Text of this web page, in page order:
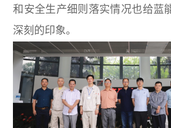
和安全生产细则落实情况也给蓝
深刻的印象。